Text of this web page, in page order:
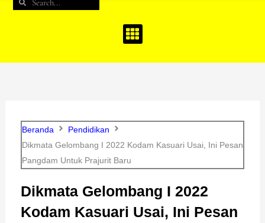
Beranda
Pendidikan
Dikmata Gelombang I 2022 Kodam Kasuari Usai, Ini Pesan
Pangdam Untuk Prajurit Baru
Dikmata Gelombang I 2022
Kodam Kasuari Usai, Ini Pesan